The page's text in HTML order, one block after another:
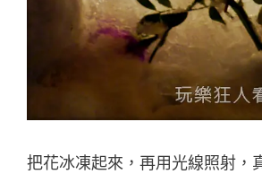
把花冰凍起來，再用光線照射，